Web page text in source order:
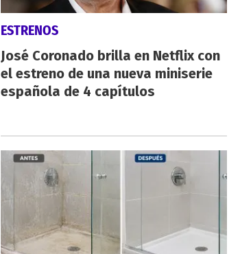
ESTRENOS
José Coronado brilla en Netflix con
el estreno de una nueva miniserie
española de 4 capítulos